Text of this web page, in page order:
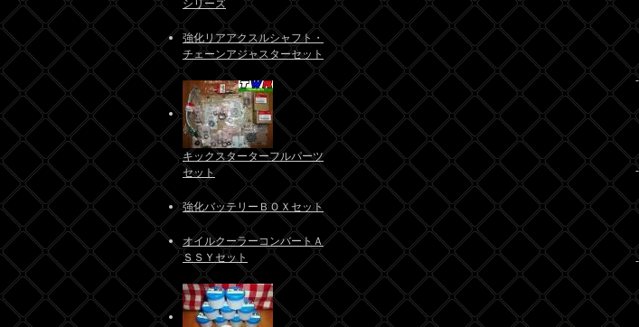
シリーズ
強化リアアクスルシャフト・
チェーンアジャスターセット
キックスターターフルパーツ
セット
強化バッテリーＢＯＸセット
オイルクーラーコンバートＡ
ＳＳＹセット